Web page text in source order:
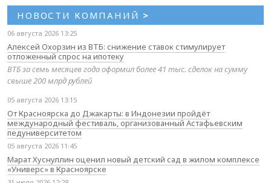
НОВОСТИ КОМПАНИЙ >
06 августа 2026 13:25
Алексей Охорзин из ВТБ: снижение ставок стимулирует
отложенный спрос на ипотеку
ВТБ за семь месяцев года оформил более 41 тыс. сделок на сумму
свыше 200 млрд рублей
05 августа 2026 13:15
От Красноярска до Джакарты: в Индонезии пройдёт
международный фестиваль, организованный Астафьевским
педуниверситетом
05 августа 2026 11:45
Марат Хуснуллин оценил новый детский сад в жилом комплексе
«Универс» в Красноярске